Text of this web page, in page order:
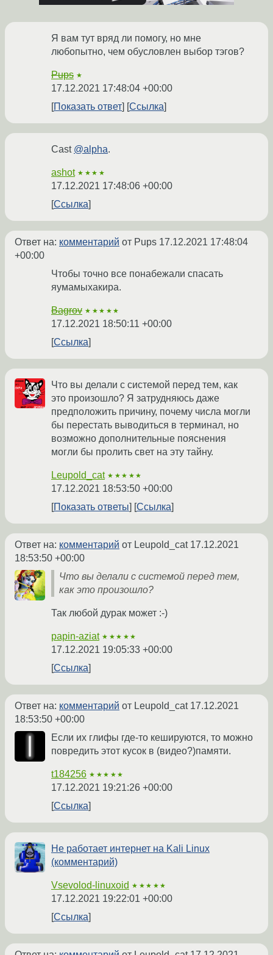
Я вам тут вряд ли помогу, но мне
любопытно, чем обусловлен выбор тэгов?
Pups ★
17.12.2021 17:48:04 +00:00
Показать ответ
Ссылка
Cast @alpha.
ashot ★★★★
17.12.2021 17:48:06 +00:00
Ссылка
Ответ на: комментарий от Pups 17.12.2021 17:48:04
+00:00
Чтобы точно все понабежали спасать
яумамыхакира.
Bagrov ★★★★★
17.12.2021 18:50:11 +00:00
Ссылка
Что вы делали с системой перед тем, как
это произошло? Я затрудняюсь даже
предположить причину, почему числа могли
бы перестать выводиться в терминал, но
возможно дополнительные пояснения
могли бы пролить свет на эту тайну.
Leupold_cat ★★★★★
17.12.2021 18:53:50 +00:00
Показать ответы
Ссылка
Ответ на: комментарий от Leupold_cat 17.12.2021
18:53:50 +00:00
Что вы делали с системой перед тем,
как это произошло?
Так любой дурак может :-)
papin-aziat ★★★★★
17.12.2021 19:05:33 +00:00
Ссылка
Ответ на: комментарий от Leupold_cat 17.12.2021
18:53:50 +00:00
Если их глифы где-то кешируются, то можно
повредить этот кусок в (видео?)памяти.
t184256 ★★★★★
17.12.2021 19:21:26 +00:00
Ссылка
Не работает интернет на Kali Linux
(комментарий)
Vsevolod-linuxoid ★★★★★
17.12.2021 19:22:01 +00:00
Ссылка